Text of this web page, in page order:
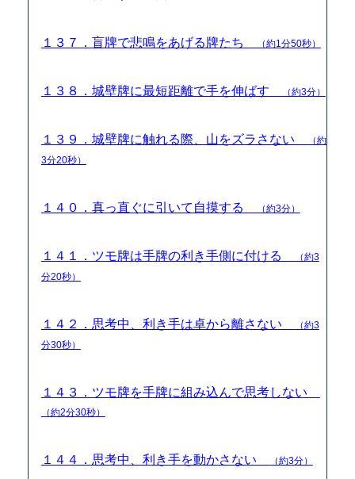
１３７．盲牌で悲鳴をあげる牌たち （約1分50秒）
１３８．城壁牌に最短距離で手を伸ばす （約3分）
１３９．城壁牌に触れる際、山をズラさない
（約
3分20秒）
１４０．真っ直ぐに引いて自摸する （約3分）
１４１．ツモ牌は手牌の利き手側に付ける
（約3
分20秒）
１４２．思考中、利き手は卓から離さない
（約3
分30秒）
１４３．ツモ牌を手牌に組み込んで思考しない
（約2分30秒）
１４４．思考中、利き手を動かさない （約3分）